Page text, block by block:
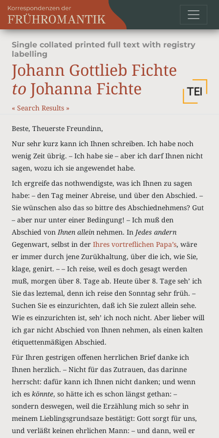
Single collated printed full text with registry
labelling
Johann Gottlieb Fichte
to Johanna Fichte
« Search Results »
Beste, Theuerste Freundinn,
Nur sehr kurz kann ich Ihnen schreiben. Ich habe noch
wenig Zeit übrig. – Ich habe sie – aber ich darf Ihnen nicht
sagen, wozu ich sie angewendet habe.
Ich ergreife das nothwendigste, was ich Ihnen zu sagen
habe: – den Tag meiner Abreise, und über den Abschied. –
Sie wünschen also das so bittre des Abschiednehmens? Gut
– aber nur unter einer Bedingung! – Ich muß den
Abschied vonIhnen allein nehmen. In Jedes andern
Gegenwart, selbst in der Ihres vortreflichen Papa’s, wäre
er immer durch jene Zurükhaltung, über die ich, wie Sie,
klage, genirt. – – Ich reise, weil es doch gesagt werden
muß, morgen über 8. Tage ab. Heute über 8. Tage seh’ ich
Sie das leztemal, denn ich reise den Sonntag sehr früh. –
Suchen Sie es einzurichten, daß ich Sie zulezt allein sehe.
Wie es einzurichten ist, seh’ ich noch nicht. Aber lieber will
ich gar nicht Abschied von Ihnen nehmen, als einen kalten
étiquettenmäßigen Abschied.
Für Ihren gestrigen offenen herrlichen Brief danke ich
Ihnen herzlich. – Nicht für das Zutrauen, das darinne
herrscht: dafür kann ich Ihnen nicht danken; und wenn
ich es könnte, so hätte ich es schon längst gethan: –
sondern deswegen, weil die Erzählung mich so sehr in
meinem Lieblingsgrundsaze bestätigt: Gott sorgt für uns,
und verläßt keinen ehrlichen Mann: – und dann, weil er